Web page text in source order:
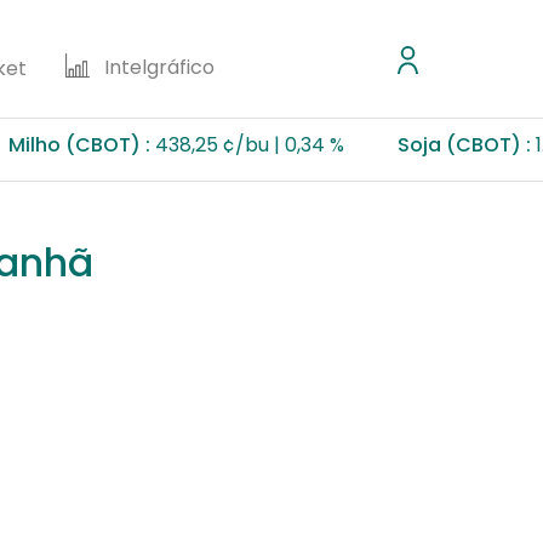
Intelgráfico
:438,25 ¢/bu 0,34 % Soja (CBOT) :1.157,75